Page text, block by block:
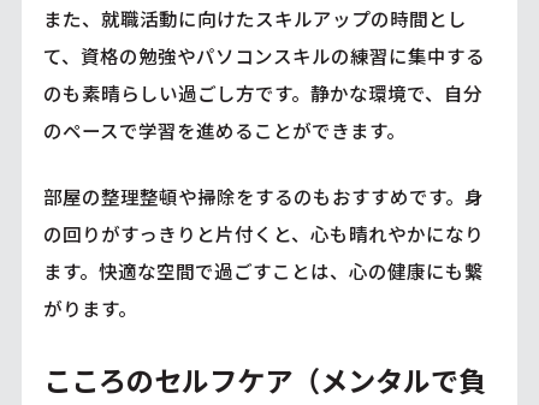
また、就職活動に向けたスキルアップの時間とし
て、資格の勉強やパソコンスキルの練習に集中する
のも素晴らしい過ごし方です。静かな環境で、自分
のペースで学習を進めることができます。
部屋の整理整頓や掃除をするのもおすすめです。身
の回りがすっきりと片付くと、心も晴れやかになり
ます。快適な空間で過ごすことは、心の健康にも繋
がります。
こころのセルフケア（メンタルで負